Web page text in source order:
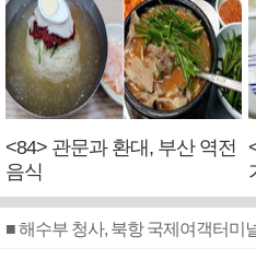
<84> 관문과 환대, 부산 역전
음식
■ 해수부 청사, 북항 국제여객터미